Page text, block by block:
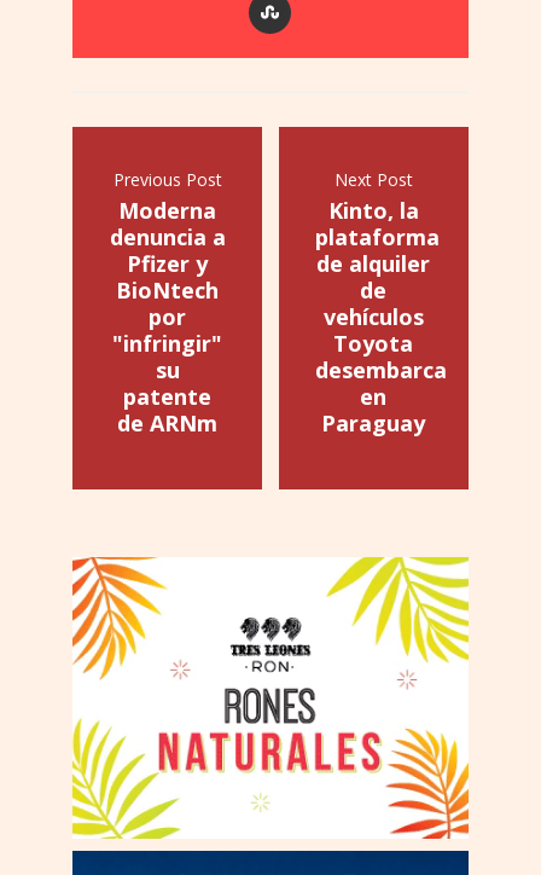
Previous Post
Moderna
denuncia a
Pfizer y
BioNtech
por
"infringir"
su
patente
de ARNm
Next Post
Kinto, la
plataforma
de alquiler
de
vehículos
Toyota
desembarca
en
Paraguay